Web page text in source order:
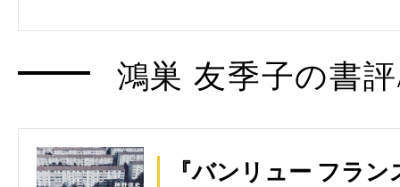
鴻巣 友季子の書
『バンリュー フラ